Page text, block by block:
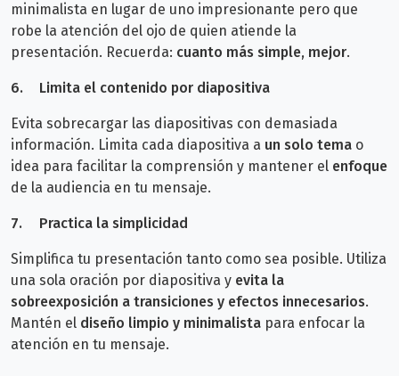
minimalista en lugar de uno impresionante pero que
robe la atención del ojo de quien atiende la
presentación. Recuerda: cuanto más simple, mejor.
6. Limita el contenido por diapositiva
Evita sobrecargar las diapositivas con demasiada
información. Limita cada diapositiva a un solo tema o
idea para facilitar la comprensión y mantener el enfoque
de la audiencia en tu mensaje.
7. Practica la simplicidad
Simplifica tu presentación tanto como sea posible. Utiliza
una sola oración por diapositiva y evita la
sobreexposición a transiciones y efectos innecesarios.
Mantén el diseño limpio y minimalista para enfocar la
atención en tu mensaje.